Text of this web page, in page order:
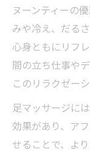
ヌーンティーの
みや冷え、だる
心身ともにリフ
間の立ち仕事や
このリラクゼー
足マッサージに
効果があり、ア
せることで、よ